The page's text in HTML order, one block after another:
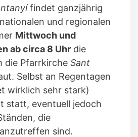
findet ganzjährig
und regionalen
Mittwoch und
ab circa 8 Uhr die
die Pfarrkirche Sant
Selbst an Regentagen
wirklich sehr stark)
statt, eventuell jedoch
die
sind.